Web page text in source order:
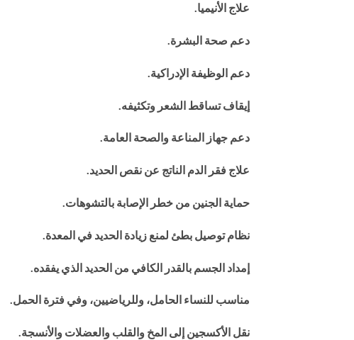
علاج الأنيميا.
دعم صحة البشرة.
دعم الوظيفة الإدراكية.
إيقاف تساقط الشعر وتكثيفه.
دعم جهاز المناعة والصحة العامة.
علاج فقر الدم الناتج عن نقص الحديد.
حماية الجنين من خطر الإصابة بالتشوهات.
نظام توصيل بطئ لمنع زيادة الحديد في المعدة.
إمداد الجسم بالقدر الكافي من الحديد الذي يفقده.
مناسب للنساء الحامل، وللرياضيين، وفي فترة الحمل.
نقل الأكسجين إلى المخ والقلب والعضلات والأنسجة.